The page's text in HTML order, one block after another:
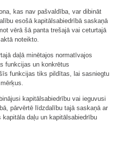
kas nav pašvaldība, var dibināt
esošā kapitālsabiedrībā saskaņā
vērā šā panta trešajā vai ceturtajā
noteikto.
daļā minētajos normatīvajos
funkcijas un konkrētus
funkcijas tiks pildītas, lai sasniegtu
kapitālsabiedrību vai ieguvusi
pārvērtē līdzdalību tajā saskaņā ar
daļu un kapitālsabiedrību